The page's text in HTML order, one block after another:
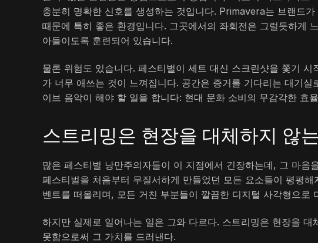
충분히 명확한 신호를 생성하는 것입니다. Primavera는 브랜드
때문에 특히 좋은 환경입니다. 그곳에서의 좌회전은 그럴듯하게
아들이도록 훈련되어 있습니다.
물론 위험도 있습니다. 페스티벌이 세트 대신 스크린샷을 쫓기
가 너무 애쓰는 것이 느껴집니다. 공간은 증거를 기다리는 대기
이브 음악이 해야 할 일을 합니다: 현대 문화 소비의 무감각한 효
스트리밍은 현장을 대체하지 않
많은 페스티벌 낭만주의자들이 이 지점에서 긴장하는데, 그 마
페스티벌을 처음부터 무질서하게 만들었던 모든 요소들이 평평
벤트를 떠올리며, 모든 거친 부분들이 깔끔한 디지털 사각형으로
하지만 실제로 일어나는 일은 그와 다르다. 스트리밍은 현장을
못함으로써 그 가치를 드러낸다.